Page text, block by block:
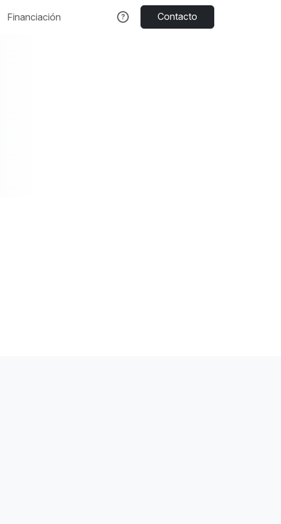
Financiación Contacto